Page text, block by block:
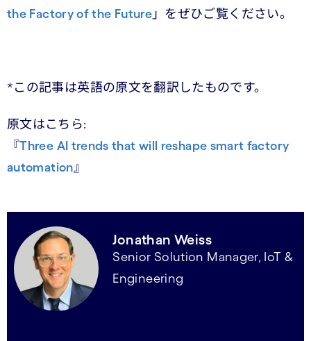
the Factory of the Future 」をぜひご覧ください。
*この記事は英語の原文を翻訳したものです。
原文はこちら:
『Three AI trends that will reshape smart factory
automation』
Jonathan Weiss
Senior Solution Manager, IoT &
Engineering